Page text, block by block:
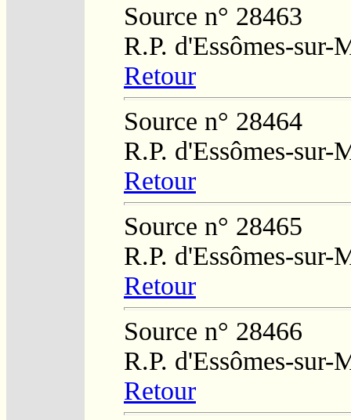
Source n° 28463
R.P. d'Essômes-sur-
Retour
Source n° 28464
R.P. d'Essômes-sur-
Retour
Source n° 28465
R.P. d'Essômes-sur-
Retour
Source n° 28466
R.P. d'Essômes-sur-
Retour